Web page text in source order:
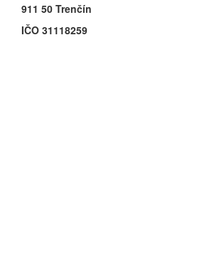
911 50 Trenčín
IČO 31118259